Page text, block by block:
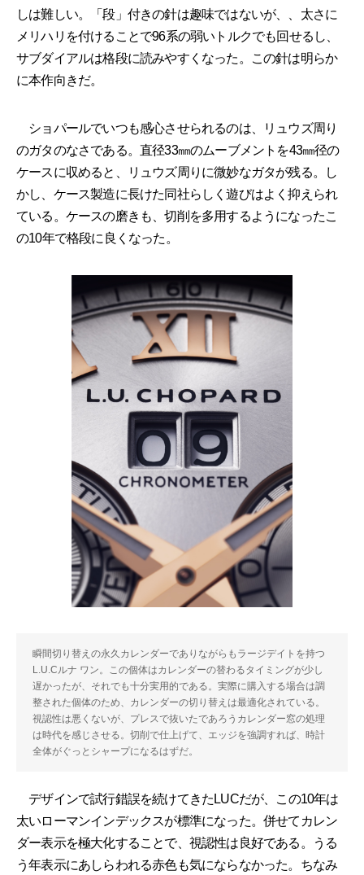
しは難しい。「段」付きの針は趣味ではないが、、太さに
メリハリを付けることで96系の弱いトルクでも回せるし、
サブダイアルは格段に読みやすくなった。この針は明らか
に本作向きだ。
ショパールでいつも感心させられるのは、リュウズ周り
のガタのなさである。直径33㎜のムーブメントを43㎜径の
ケースに収めると、リュウズ周りに微妙なガタが残る。し
かし、ケース製造に長けた同社らしく遊びはよく抑えられ
ている。ケースの磨きも、切削を多用するようになったこ
の10年で格段に良くなった。
瞬間切り替えの永久カレンダーでありながらもラージデイトを持つ
L.U.Cルナ ワン。この個体はカレンダーの替わるタイミングが少し
遅かったが、それでも十分実用的である。実際に購入する場合は調
整された個体のため、カレンダーの切り替えは最適化されている。
視認性は悪くないが、プレスで抜いたであろうカレンダー窓の処理
は時代を感じさせる。切削で仕上げて、エッジを強調すれば、時計
全体がぐっとシャープになるはずだ。
デザインで試行錯誤を続けてきたLUCだが、この10年は
太いローマンインデックスが標準になった。併せてカレン
ダー表示を極大化することで、視認性は良好である。うる
う年表示にあしらわれる赤色も気にならなかった。ちなみ